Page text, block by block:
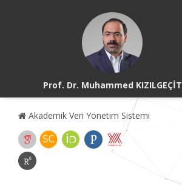
Prof. Dr. Muhammed KIZILGEÇİT
Akademik Veri Yönetim Sistemi